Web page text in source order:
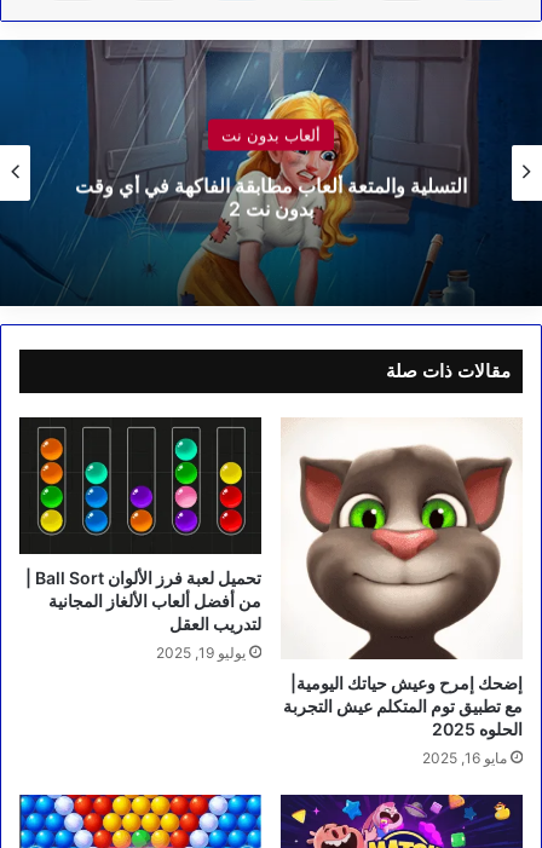
ألعاب بدون نت
قصص مؤثرة | تطبيق يجمع بين سحر القصص والعبر
المؤثرة (بدون إنترنت)
مقالات ذات صلة
إضحك إمرح وعيش حياتك اليومية|
مع تطبيق توم المتكلم عيش التجربة
الحلوه 2025
مايو 16, 2025
من أفضل ألعاب الألغاز المجانية
لتدريب العقل
يوليو 19, 2025